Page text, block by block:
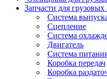
Запчасти для
Система
Сцепление
Система
Двигатель
Система
Коробка передач
Коробка